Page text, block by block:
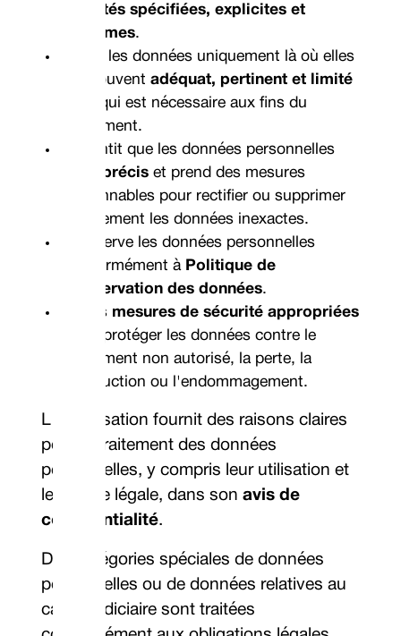
finalités spécifiées, explicites et
légitimes.
Traite les données uniquement là où elles
se trouventadéquat, pertinent et limité
à ce qui est nécessaire aux fins du
traitement.
Garantit que les données personnelles
précis et prend des mesures
raisonnables pour rectifier ou supprimer
rapidement les données inexactes.
Conserve les données personnelles
conformément à Politique de
conservation des données.
Outils mesures de sécurité appropriées
pour protéger les données contre le
traitement non autorisé, la perte, la
destruction ou l'endommagement.
L'organisation fournit des raisons claires
pour le traitement des données
personnelles, y compris leur utilisation et
leur base légale, dans sonavis de
confidentialité.
Des catégories spéciales de données
personnelles ou de données relatives au
casier judiciaire sont traitées